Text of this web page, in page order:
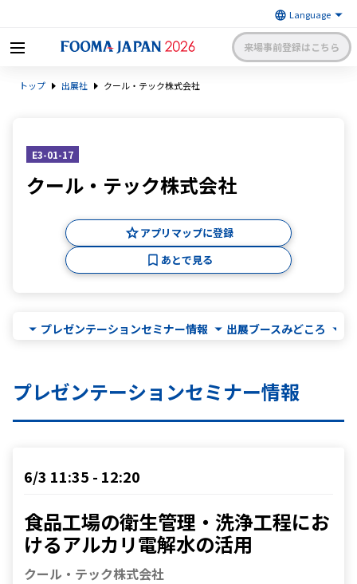
来場事前登録はこちら
級の食品製造総合展〜 | 一般社
日本食品機械工業会
日本語 English 簡体中文
トップ 出展社 クール・テック株式会社
E3-01-17
クール・テック株式会社
アプリマップに登録
あとで見る
プレゼンテーションセミナー情報 出展ブースみどころ
プレゼンテーションセミナー情報
6/3 11:35 - 12:20
食品工場の衛生管理・洗浄工程にお
けるアルカリ電解水の活用
クール・テック株式会社